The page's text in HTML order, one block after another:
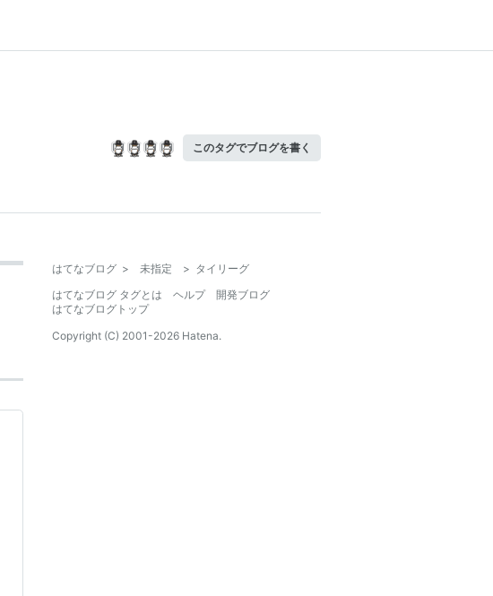
このタグでブログを書く
はてなブログ > 未指定 > タイリーグ
はてなブログ タグとは
ヘルプ
開発ブログ
はてなブログトップ
Copyright (C) 2001-2026 Hatena.